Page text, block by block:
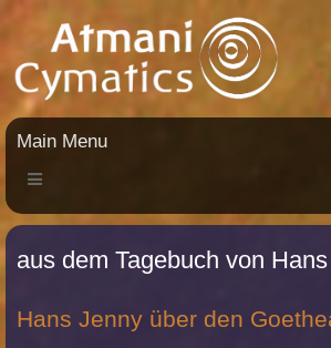
Main Menu
aus dem Tagebuch von
Hans Jenny über den